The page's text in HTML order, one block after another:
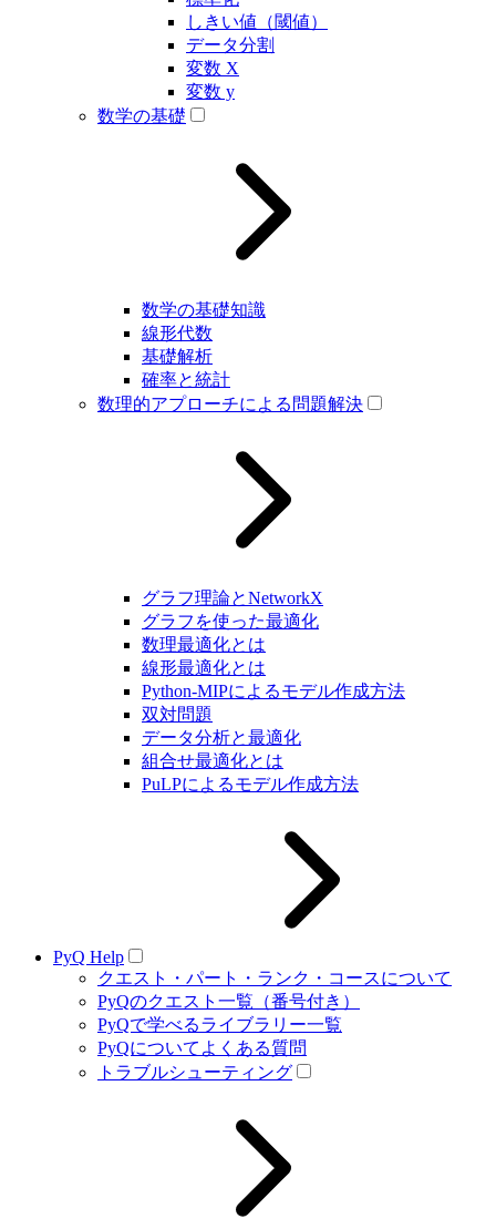
しきい値（閾値）
データ分割
変数 X
変数 y
数学の基礎
数学の基礎知識
線形代数
基礎解析
確率と統計
数理的アプローチによる問題解決
グラフ理論とNetworkX
グラフを使った最適化
数理最適化とは
線形最適化とは
Python-MIPによるモデル作成方法
双対問題
データ分析と最適化
組合せ最適化とは
PuLPによるモデル作成方法
PyQ Help
クエスト・パート・ランク・コースについて
PyQのクエスト一覧（番号付き）
PyQで学べるライブラリー一覧
PyQについてよくある質問
トラブルシューティング